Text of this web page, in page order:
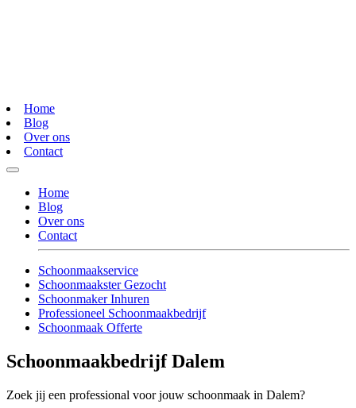
Home
Blog
Over ons
Contact
Home
Blog
Over ons
Contact
Schoonmaakservice
Schoonmaakster Gezocht
Schoonmaker Inhuren
Professioneel Schoonmaakbedrijf
Schoonmaak Offerte
Schoonmaakbedrijf Dalem
Zoek jij een professional voor jouw schoonmaak in Dalem?